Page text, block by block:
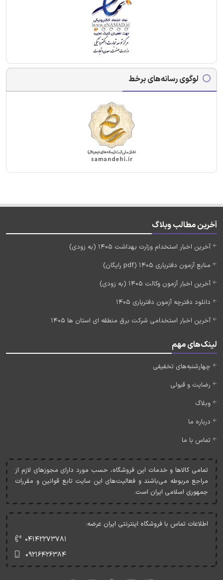
لوگوی رسانه‌های برخط
آخرین مطالب وبلاگ
آخرین اخبار استخدام وزارت بهداشت 1405 (به زودی)
منابع آزمون دفتریاری 1405 (pdf رایگان)
آخرین اخبار آزمون وکالت 1405 (به زودی)
دانلود دفترچه آزمون دفتریاری 1405
آخرین اخبار استخدامی شرکت برق منطقه ای استان ها 1405
لینک‌های مهم
چهارشنبه‌های تخفیفی
رضایت و قبولی
وبلاگ
درباره ما
تماس با ما
تمامی کالاها و خدمات اين فروشگاه، حسب مورد دارای مجوزهای لازم از
مراجع مربوطه می‌باشند و فعاليت‌های اين سايت تابع قوانين و مقررات
جمهوری اسلامی ايران است.
اطلاعات تماس با فروشگاه اینترنتی ایران عرضه:
۰۴۱۴۲۲۷۳۷۸۱
۰۹۲۱۶۴۲۶۳۸۴